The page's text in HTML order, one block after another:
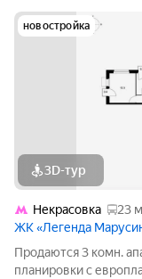
новостройка
3D-тур
Некрасовка
23
ЖК «Легенда
Продаются 3 комн.
планировки с